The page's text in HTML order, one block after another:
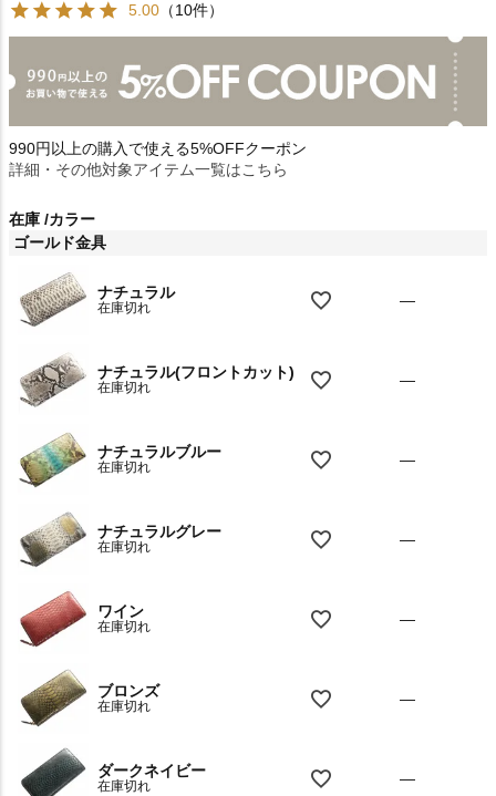
5.00 （10件）
990円以上の購入で使える5%OFFクーポン
詳細・その他対象アイテム一覧はこちら
在庫 カラー
ゴールド金具
ナチュラル
在庫切れ —
ナチュラル(フロントカット)
在庫切れ —
ナチュラルブルー
在庫切れ —
ナチュラルグレー
在庫切れ —
ワイン
在庫切れ —
ブロンズ
在庫切れ —
ダークネイビー
在庫切れ —